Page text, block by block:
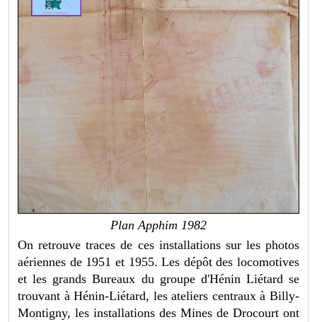
Plan Apphim 1982
On retrouve traces de ces installations sur les photos
aériennes de 1951 et 1955. Les dépôt des locomotives
et les grands Bureaux du groupe d'Hénin Liétard se
trouvant à Hénin-Liétard, les ateliers centraux à Billy-
Montigny, les installations des Mines de Drocourt ont